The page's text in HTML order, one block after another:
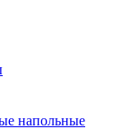
напольные